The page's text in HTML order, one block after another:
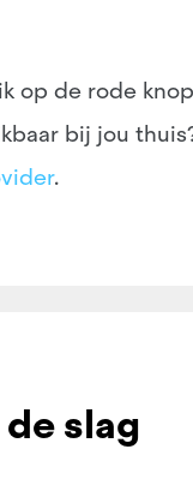
op de rode knop
bij jou
.
slag